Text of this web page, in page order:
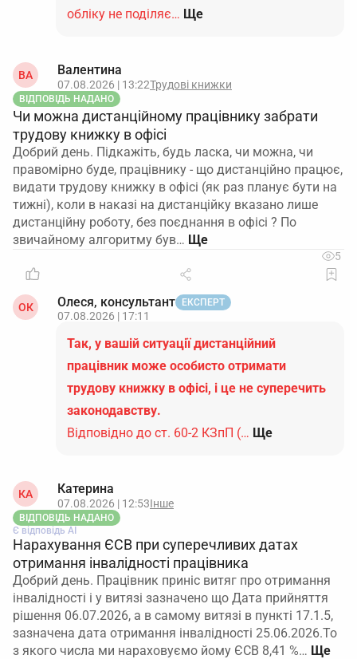
обліку не поділяє… Ще
ВА Валентина
07.08.2026 | 13:22Трудові книжки
ВІДПОВІДЬ НАДАНО
Чи можна дистанційному працівнику забрати
трудову книжку в офісі
Добрий день. Підкажіть, будь ласка, чи можна, чи
правомірно буде, працівнику - що дистанційно працює,
видати трудову книжку в офісі (як раз планує бути на
тижні), коли в наказі на дистанційку вказано лише
дистанційну роботу, без поєднання в офісі ? По
звичайному алгоритму був…
5
ОК Олеся, консультант ЕКСПЕРТ
07.08.2026 | 17:11
Так, у вашій ситуації дистанційний
працівник може особисто отримати
трудову книжку в офісі, і це не суперечить
законодавству.
Відповідно до ст. 60-2 КЗпП (… Ще
КА Катерина
07.08.2026 | 12:53Інше
ВІДПОВІДЬ НАДАНО
Є відповідь АІ
Нарахування ЄСВ при суперечливих датах
отримання інвалідності працівника
Добрий день. Працівник приніс витяг про отримання
інвалідності і у витязі зазначено що Дата прийняття
рішення 06.07.2026, а в самому витязі в пункті 17.1.5,
зазначена дата отримання інвалідності 25.06.2026.То
з якого числа ми нараховуємо йому ЄСВ 8,41 %…